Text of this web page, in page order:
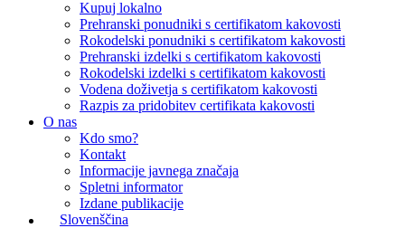
Kupuj lokalno
Prehranski ponudniki s certifikatom kakovosti
Rokodelski ponudniki s certifikatom kakovosti
Prehranski izdelki s certifikatom kakovosti
Rokodelski izdelki s certifikatom kakovosti
Vodena doživetja s certifikatom kakovosti
Razpis za pridobitev certifikata kakovosti
O nas
Kdo smo?
Kontakt
Informacije javnega značaja
Spletni informator
Izdane publikacije
Slovenščina